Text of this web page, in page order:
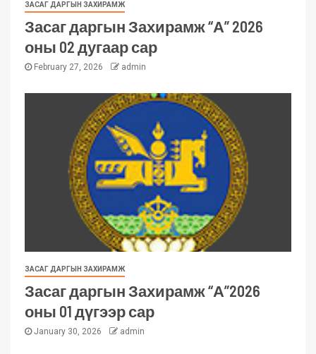
ЗАСАГ ДАРГЫН ЗАХИРАМЖ
Засаг даргын Захирамж “А” 2026
оны 02 дугаар сар
February 27, 2026 admin
ЗАСАГ ДАРГЫН ЗАХИРАМЖ
Засаг даргын Захирамж “А”2026
оны 01 дүгээр сар
January 30, 2026 admin